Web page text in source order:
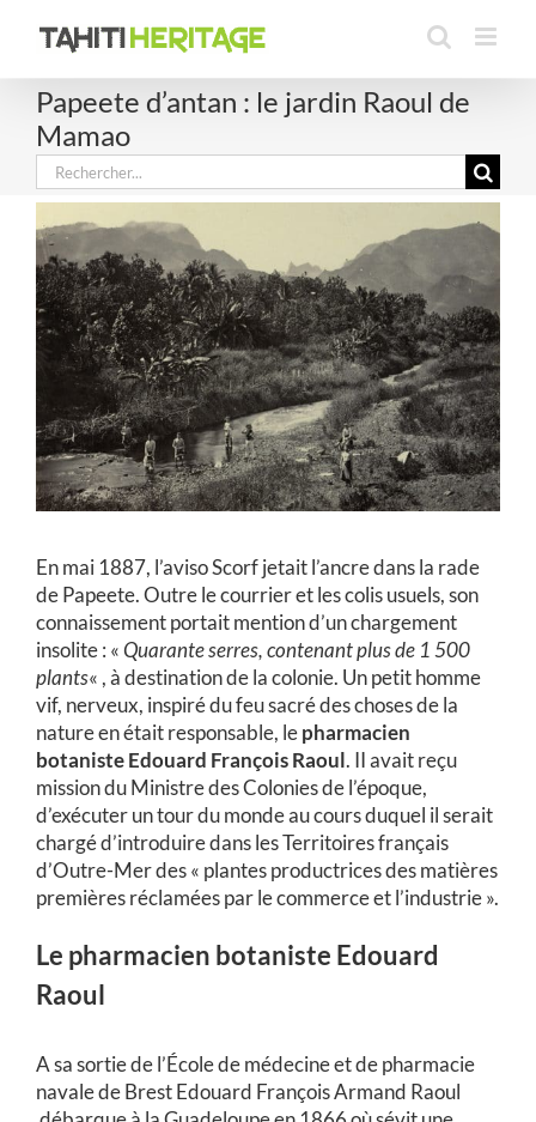
Papeete d’antan : le jardin Raoul de
Mamao
Rechercher:
En mai 1887, l’aviso Scorf jetait l’ancre dans la rade
de Papeete. Outre le courrier et les colis usuels, son
connaissement portait mention d’un chargement
insolite : «Quarante serres, contenant plus de 1 500
plants« , à destination de la colonie. Un petit homme
vif, nerveux, inspiré du feu sacré des choses de la
nature en était responsable, lepharmacien
botaniste Edouard François Raoul. II avait reçu
mission du Ministre des Colonies de l’époque,
d’exécuter un tour du monde au cours duquel il serait
chargé d’introduire dans les Territoires français
d’Outre-Mer des « plantes productrices des matières
premières réclamées par le commerce et l’industrie ».
Le pharmacien botaniste Edouard
Raoul
A sa sortie de l’École de médecine et de pharmacie
navale de Brest Edouard François Armand Raoul